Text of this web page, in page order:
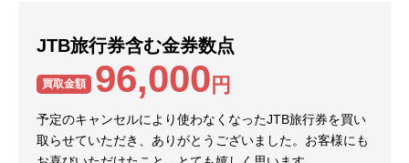
JTB旅行券含む金券数点
買取金額 96,000 円
予定のキャンセルにより使わなくなったJTB旅行券を買い
取らせていただき、ありがとうございました。お客様にも